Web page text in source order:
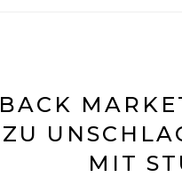
BACK
ZU
MIT